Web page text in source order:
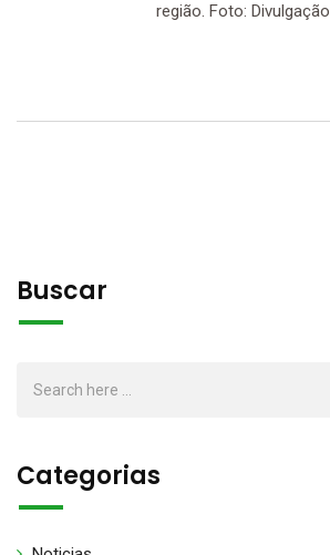
região. Foto: Divulgação
Buscar
Categorias